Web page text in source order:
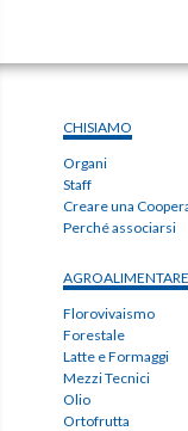
CHISIAMO
Organi
Staff
Creare una
Perché associarsi
AGROALIMENTARE
Florovivaismo
Forestale
Latte e Formaggi
Mezzi Tecnici
Olio
Ortofrutta